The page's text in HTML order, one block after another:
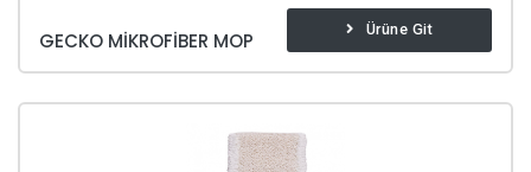
GECKO MIKROFIBER MOP Ürüne Git